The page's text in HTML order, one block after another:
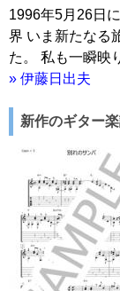
1996年5月26日
界 いま新たなる
た。 私も一瞬映
» 伊藤日出夫
新作のギター